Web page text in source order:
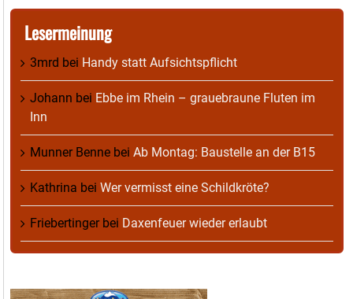
Lesermeinung
3mrd bei Handy statt Aufsichtspflicht
Johann bei Ebbe im Rhein – grauebraune Fluten im
Inn
Munner Benne bei Ab Montag: Baustelle an der B15
Kathrina bei Wer vermisst eine Schildkröte?
Friebertingerbei Daxenfeuer wieder erlaubt